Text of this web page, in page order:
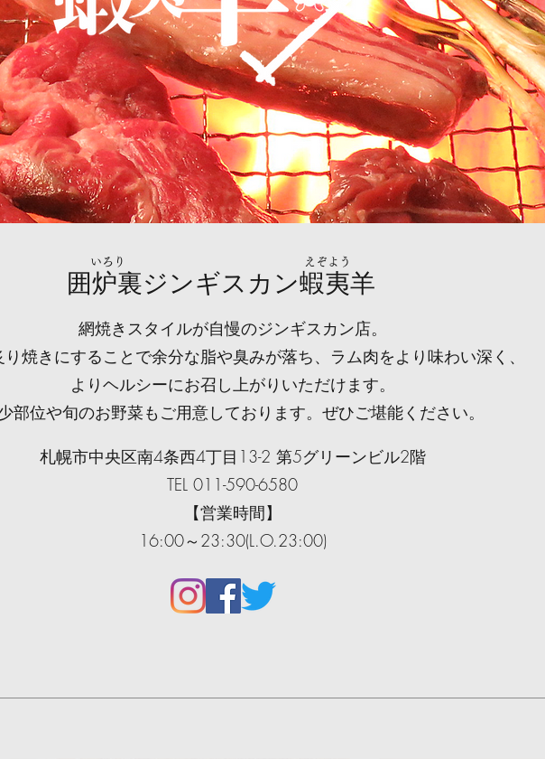
​囲炉裏ジンギスカン蝦夷羊
いろり えぞよう
網焼きスタイルが自慢のジンギスカン店。
焼きにすることで余分な脂や臭みが落ち、ラム肉をより味わい深く、
よりヘルシーにお召し上がりいただけます。
部位や旬のお野菜もご用意しております。ぜひご堪能ください。
札幌市中央区南4条西4丁目13-2 第5グリーンビル2階
TEL 011-590-6580
【営業時間】
16:00～23:30(L.O.23:00)